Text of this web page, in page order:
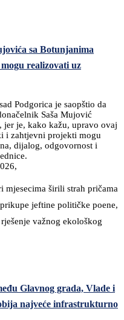
sa Botunjanima
realizovati uz
Podgorica je saopštio da
Saša Mujović
jer je, kako kažu, upravo ovaj
i zahtjevni projekti mogu
dijalog, odgovornost i
širili strah pričama
jeftine političke poene,
važnog ekološkog
Glavnog grada, Vlade i
najveće infrastrukturno